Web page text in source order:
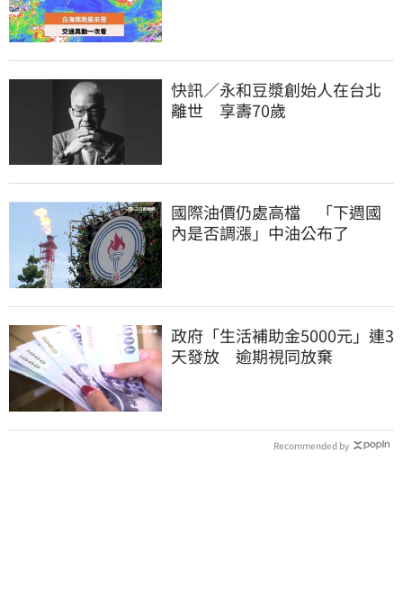
快訊／永和豆漿創始人在台北
離世 享壽70歲
國際油價仍處高檔 「下週國
內是否調漲」中油公布了
政府「生活補助金5000元」連3
天發放 逾期視同放棄
Recommended by